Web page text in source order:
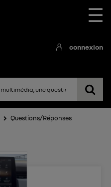
☰
connexion
Questions/Réponses